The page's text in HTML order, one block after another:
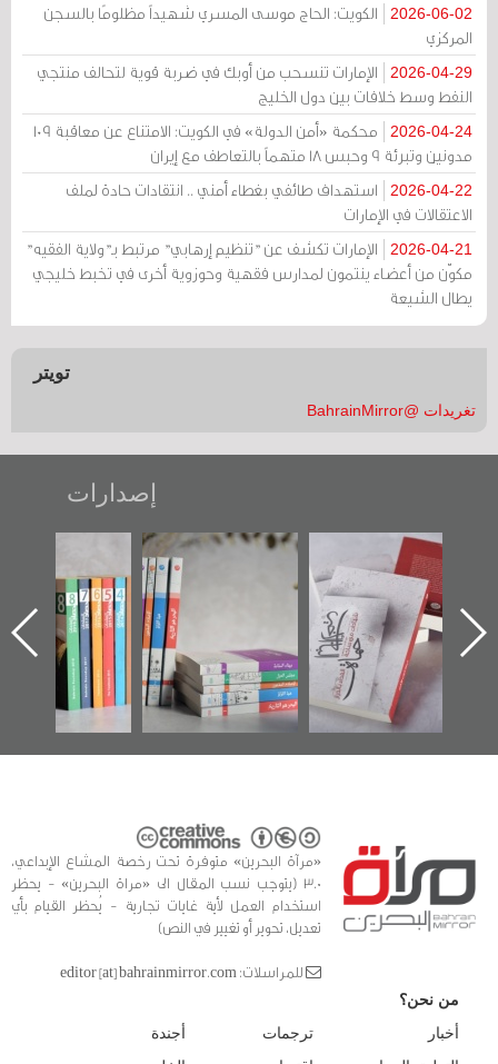
2026-06-02
الكويت: الحاج موسى المسري شهيداً مظلومًا بالسجن
المركزي
2026-04-29
الإمارات تنسحب من أوبك في ضربة قوية لتحالف منتجي
النفط وسط خلافات بين دول الخليج
2026-04-24
محكمة «أمن الدولة» في الكويت: الامتناع عن معاقبة 109
مدونين وتبرئة 9 وحبس 18 متهماً بالتعاطف مع إيران
2026-04-22
استهداف طائفي بغطاء أمني .. انتقادات حادة لملف
الاعتقالات في الإمارات
2026-04-21
الإمارات تكشف عن "تنظيم إرهابي" مرتبط بـ"ولاية الفقيه"
مكوّن من أعضاء ينتمون لمدارس فقهية وحوزوية أخرى في تخبط خليجي
يطال الشيعة
تويتر
تغريدات @BahrainMirror
إصدارات
"حماة الباب الأخير":
الإصدار الأول عن
اعتصام الدراز
وأحداث ساحة
الفداء لمركز أوال
للدراسات والتوثيق
تصنيف موضوعي
للوثائق البريطانية
يقدمه «مركز أوال»
في سلسلة من 5
كتب
تصدر حصاد
الساحات 2019
«مرآة البحرين» متوفرة تحت رخصة المشاع الإبداعي،
3.0 (يتوجب نسب المقال الى «مراة البحرين» - يحظر
استخدام العمل لأية غايات تجارية - يُحظر القيام بأي
تعديل، تحوير أو تغيير في النص)
للمراسلات: editor [at] bahrainmirror.com
من نحن؟
أخبار
ترجمات
أجندة